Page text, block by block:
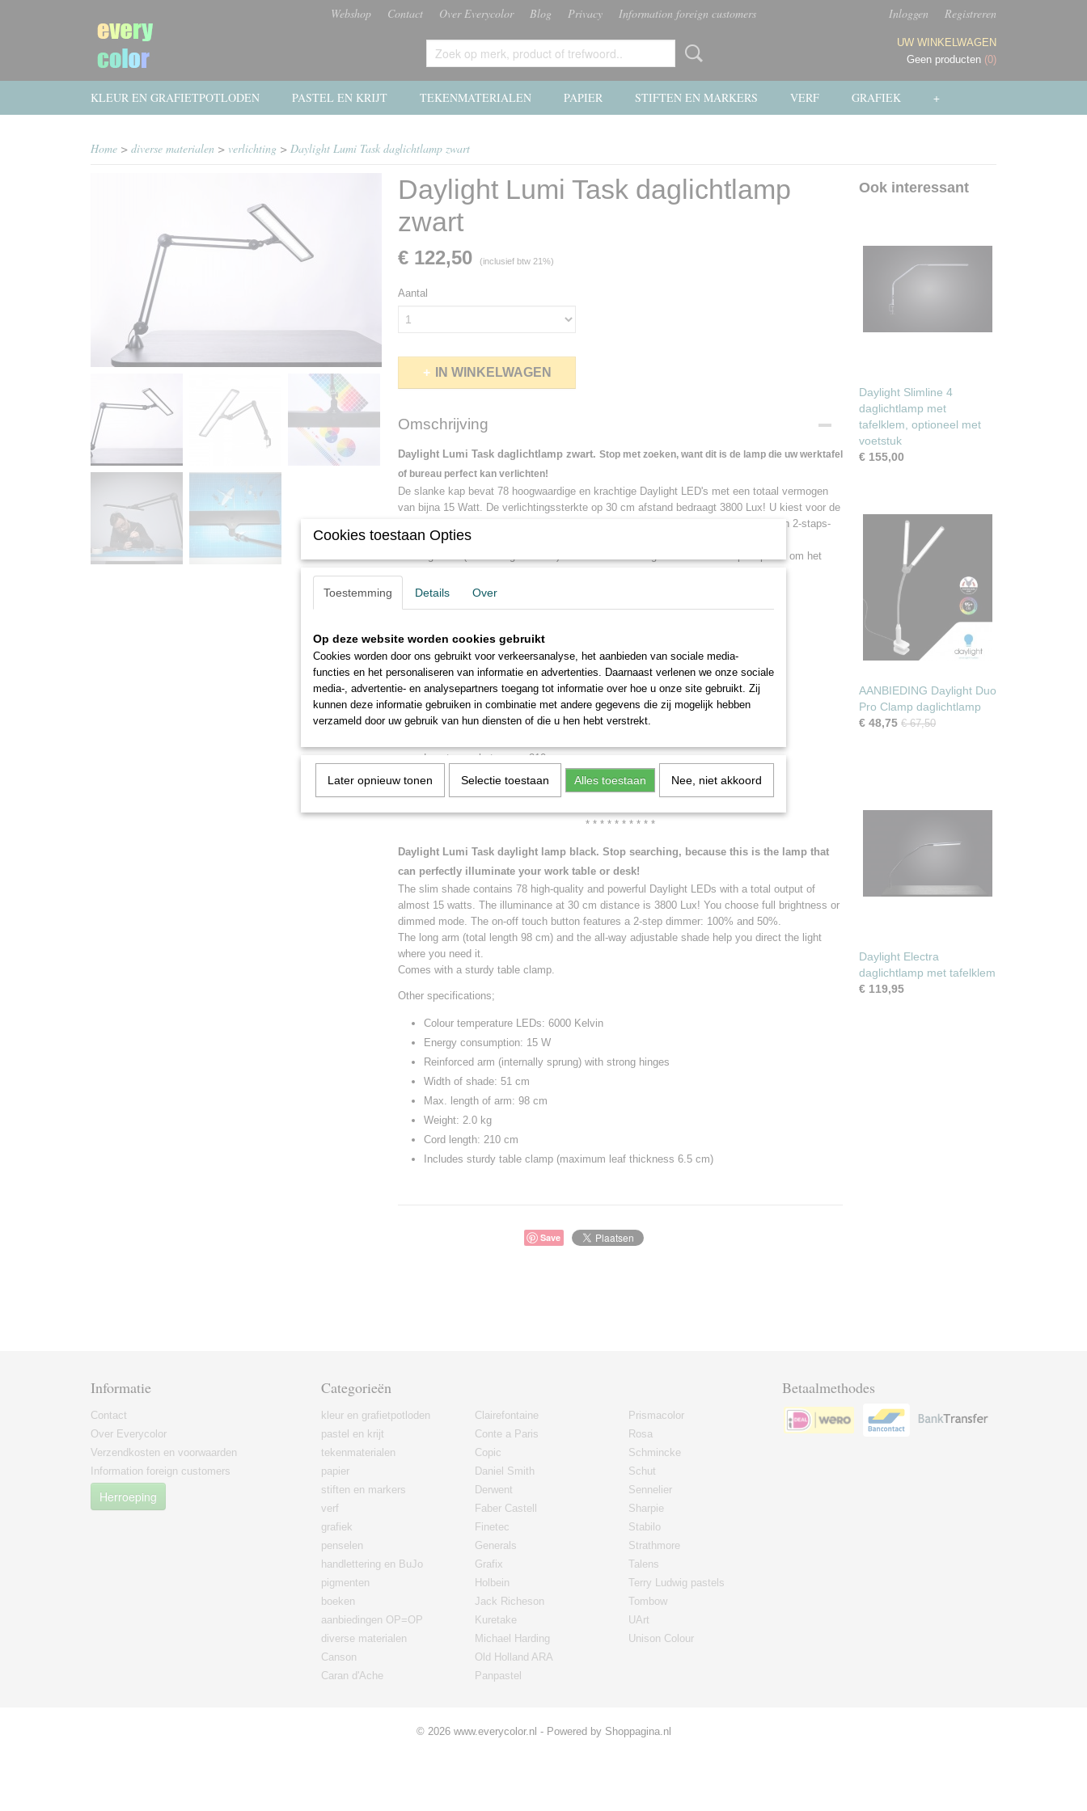
Webshop Contact Over Everycolor Blog Privacy Information foreign customers Inloggen Registreren
UW WINKELWAGEN
Geen producten (0)
KLEUR EN GRAFIETPOTLODEN PASTEL EN KRIJT TEKENMATERIALEN PAPIER STIFTEN EN MARKERS VERF GRAFIEK +
Home > diverse materialen > verlichting > Daylight Lumi Task daglichtlamp zwart
Daylight Lumi Task daglichtlamp
zwart
€ 122,50 (inclusief btw 21%)
Aantal
IN WINKELWAGEN
Omschrijving
Daylight Lumi Task daglichtlamp zwart. Stop met zoeken, want dit is de lamp die uw werktafel
of bureau perfect kan verlichten!
De slanke kap bevat 78 hoogwaardige en krachtige Daylight LED's met een totaal vermogen
van bijna 15 Watt. De verlichtingssterkte op 30 cm afstand bedraagt 3800 Lux! U kiest voor de
volle lichtsterkte of voor een gedimde stand. De aan-uit tiptoets is voorzien van een 2-staps-
dimmer: 100% en 50%.
De lange arm (totale lengte 98 cm) en de in alle richtingen verstelbare kap helpen u om het
Wordt geleverd met een stevige tafelklem.
Kleurtemperatuur LED's: 6000 Kelvin
Energieverbruik: 15 Watt
Breedte van de kap: 51 cm
Max. lengte van de arm: 98 cm
Lengte van het snoer: 210 cm
Inclusief stevige tafelklem (maximale bladdikte 6,5 cm)
2 jaar fabrieksgarantie
* * * * * * * * * *
Daylight Lumi Task daylight lamp black. Stop searching, because this is the lamp that
can perfectly illuminate your work table or desk!
The slim shade contains 78 high-quality and powerful Daylight LEDs with a total output of
almost 15 watts. The illuminance at 30 cm distance is 3800 Lux! You choose full brightness or
dimmed mode. The on-off touch button features a 2-step dimmer: 100% and 50%.
The long arm (total length 98 cm) and the all-way adjustable shade help you direct the light
where you need it.
Comes with a sturdy table clamp.
Other specifications;
Colour temperature LEDs: 6000 Kelvin
Energy consumption: 15 W
Reinforced arm (internally sprung) with strong hinges
Width of shade: 51 cm
Max. length of arm: 98 cm
Weight: 2.0 kg
Cord length: 210 cm
Includes sturdy table clamp (maximum leaf thickness 6.5 cm)
Save
Ook interessant
Daylight Slimline 4
daglichtlamp met
tafelklem, optioneel met
voetstuk
€ 155,00
AANBIEDING Daylight Duo
Pro Clamp daglichtlamp
€ 48,75 € 67,50
Daylight Electra
daglichtlamp met tafelklem
€ 119,95
Informatie
Contact
Over Everycolor
Verzendkosten en voorwaarden
Information foreign customers
Herroeping
Categorieën
kleur en grafietpotloden
pastel en krijt
tekenmaterialen
papier
stiften en markers
verf
grafiek
penselen
handlettering en BuJo
pigmenten
boeken
aanbiedingen OP=OP
diverse materialen
Canson
Caran d'Ache
Clairefontaine
Conte a Paris
Copic
Daniel Smith
Derwent
Faber Castell
Finetec
Generals
Grafix
Holbein
Jack Richeson
Kuretake
Michael Harding
Old Holland ARA
Panpastel
Prismacolor
Rosa
Schmincke
Schut
Sennelier
Sharpie
Stabilo
Strathmore
Talens
Terry Ludwig pastels
Tombow
UArt
Unison Colour
Betaalmethodes
© 2026 www.everycolor.nl - Powered by Shoppagina.nl
Cookies toestaan Opties
Toestemming Details Over
Op deze website worden cookies gebruikt
Cookies worden door ons gebruikt voor verkeersanalyse, het aanbieden van sociale media-
functies en het personaliseren van informatie en advertenties. Daarnaast verlenen we onze sociale
media-, advertentie- en analysepartners toegang tot informatie over hoe u onze site gebruikt. Zij
kunnen deze informatie gebruiken in combinatie met andere gegevens die zij mogelijk hebben
verzameld door uw gebruik van hun diensten of die u hen hebt verstrekt.
Later opnieuw tonen Selectie toestaan Alles toestaan Nee, niet akkoord